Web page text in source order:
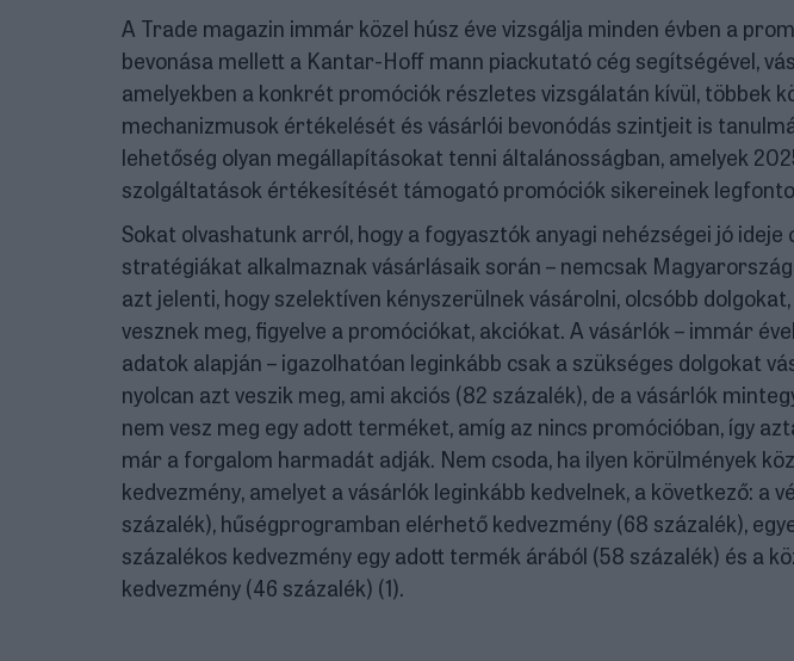
A Trade magazin immár közel húsz éve vizsgálja minden évben a
bevonása mellett a Kantar-Hoff mann piackutató cég segítségével,
amelyekben a konkrét promóciók részletes vizsgálatán kívül, többek
mechanizmusok értékelését és vásárlói bevonódás szintjeit is
lehetőség olyan megállapításokat tenni általánosságban, amelyek
szolgáltatások értékesítését támogató promóciók sikereinek
Sokat olvashatunk arról, hogy a fogyasztók anyagi nehézségei jó ideje
stratégiákat alkalmaznak vásárlásaik során – nemcsak
azt jelenti, hogy szelektíven kényszerülnek vásárolni, olcsóbb
vesznek meg, figyelve a promóciókat, akciókat. A vásárlók – immár
adatok alapján – igazolhatóan leginkább csak a szükséges dolgokat
nyolcan azt veszik meg, ami akciós (82 százalék), de a vásárlók
nem vesz meg egy adott terméket, amíg az nincs promócióban, így
már a forgalom harmadát adják. Nem csoda, ha ilyen körülmények
kedvezmény, amelyet a vásárlók leginkább kedvelnek, a következő: a
százalék), hűségprogramban elérhető kedvezmény (68 százalék),
százalékos kedvezmény egy adott termék árából (58 százalék) és a
kedvezmény (46 százalék) (1).